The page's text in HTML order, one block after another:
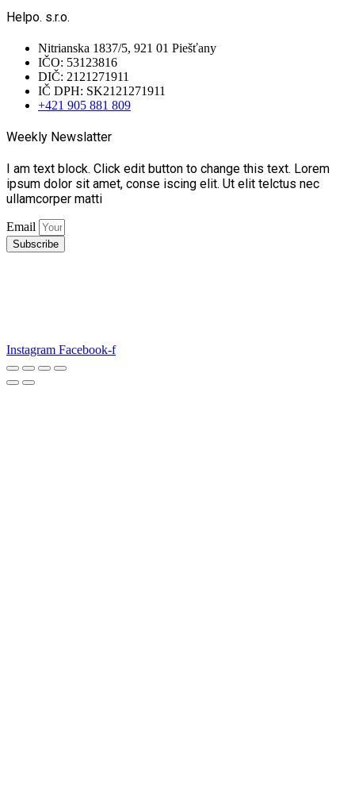
Helpo. s.r.o.
Nitrianska 1837/5, 921 01 Piešťany
IČO: 53123816
DIČ: 2121271911
IČ DPH: SK2121271911
+421 905 881 809
Weekly Newslatter
I am text block. Click edit button to change this text. Lorem
ipsum dolor sit amet, conse iscing elit. Ut elit telctus nec
ullamcorper matti
Email
Subscribe
Instagram Facebook-f